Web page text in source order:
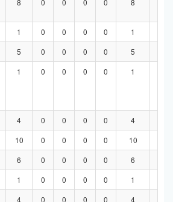
8 0 0 0 0 8
1 0 0 0 0 1
5 0 0 0 0 5
1 0 0 0 0 1
4 0 0 0 0 4
10 0 0 0 0 10
6 0 0 0 0 6
1 0 0 0 0 1
4 0 0 0 0 4